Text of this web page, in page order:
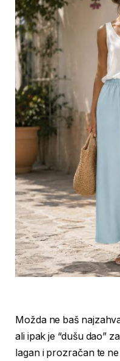
Možda ne baš
ali ipak je “dušu dao”
lagan i prozračan te